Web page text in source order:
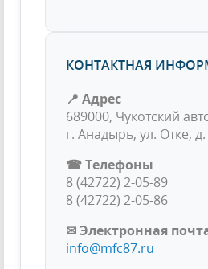
КОНТАКТНАЯ
📍 Адрес
689000, Чукотский
г. Анадырь, ул. Отке,
☎ Телефоны
8 (42722) 2-05-89
8 (42722) 2-05-86
✉ Электронная
info@mfc87.ru